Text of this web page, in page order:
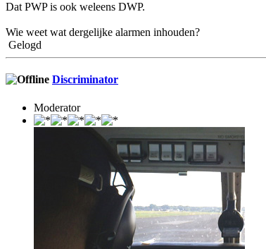
Dat PWP is ook weleens DWP.
Wie weet wat dergelijke alarmen inhouden?
Gelogd
Discriminator
Moderator